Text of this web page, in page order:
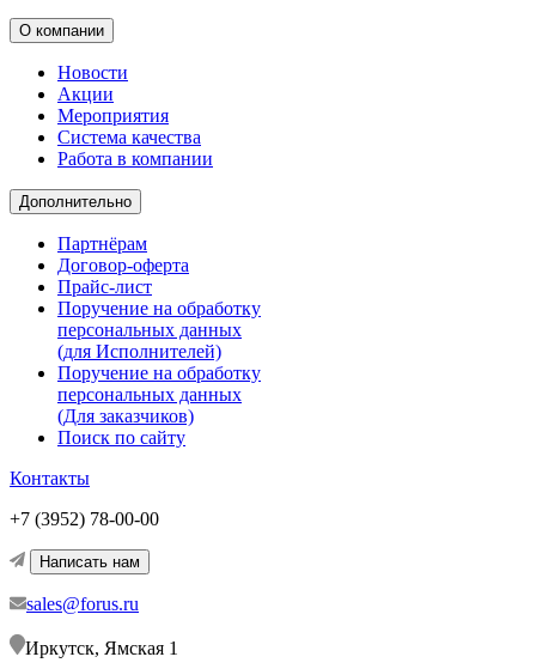
О компании
Новости
Акции
Мероприятия
Система качества
Работа в компании
Дополнительно
Партнёрам
Договор-оферта
Прайс-лист
Поручение на обработку
персональных данных
(для Исполнителей)
Поручение на обработку
персональных данных
(Для заказчиков)
Поиск по сайту
Контакты
+7 (3952) 78-00-00
Написать нам
sales@forus.ru
Иркутск, Ямская 1